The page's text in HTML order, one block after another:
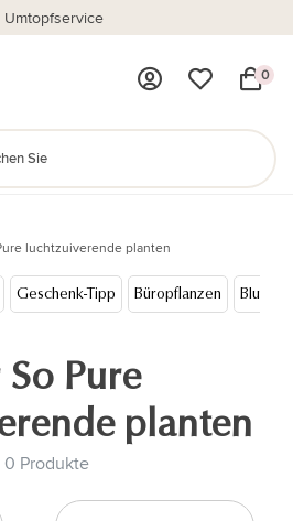
Umtopfservice
0
luchtzuiverende planten
Geschenk-Tipp Büropflanzen
Pure
planten
0 Produkte